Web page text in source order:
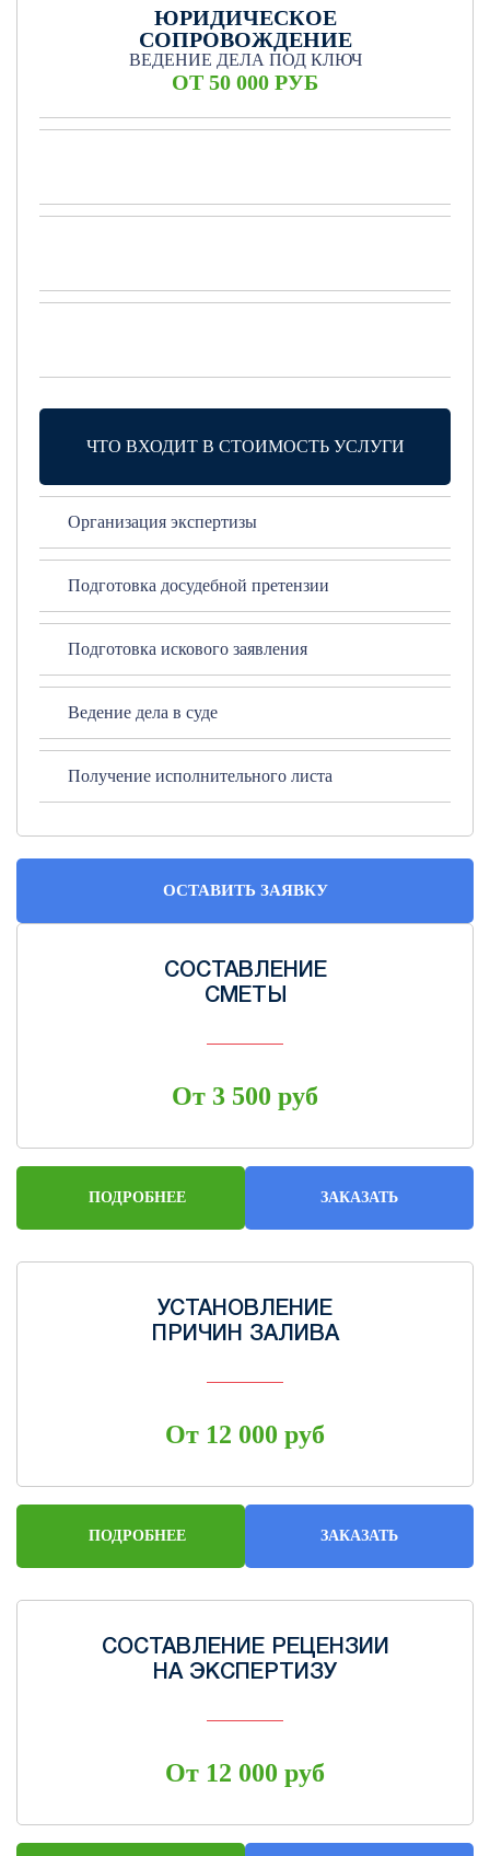
ЮРИДИЧЕСКОЕ
СОПРОВОЖДЕНИЕ
ВЕДЕНИЕ ДЕЛА ПОД КЛЮЧ
ОТ 50 000 РУБ
ЧТО ВХОДИТ В СТОИМОСТЬ УСЛУГИ
Организация экспертизы
Подготовка досудебной претензии
Подготовка искового заявления
Ведение дела в суде
Получение исполнительного листа
ОСТАВИТЬ ЗАЯВКУ
СОСТАВЛЕНИЕ
СМЕТЫ
От 3 500 руб
ПОДРОБНЕЕ ЗАКАЗАТЬ
УСТАНОВЛЕНИЕ
ПРИЧИН ЗАЛИВА
От 12 000 руб
ПОДРОБНЕЕ ЗАКАЗАТЬ
СОСТАВЛЕНИЕ РЕЦЕНЗИИ
НА ЭКСПЕРТИЗУ
От 12 000 руб